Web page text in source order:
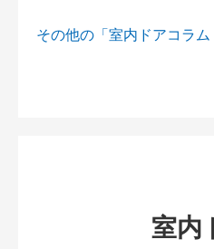
その他の「室内ドアコラ
室内